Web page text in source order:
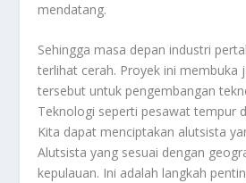
mendatang.
Sehingga masa depan industri
terlihat cerah. Proyek ini membuka
tersebut untuk pengembangan
Teknologi seperti pesawat tempur
Kita dapat menciptakan alutsista
Alutsista yang sesuai dengan
kepulauan. Ini adalah langkah